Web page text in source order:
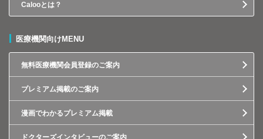
Calooとは？
医療機関向けMENU
無料医療機関会員登録のご案内
プレミアム掲載のご案内
漫画でわかるプレミアム掲載
ドクターズインタビューのご案内